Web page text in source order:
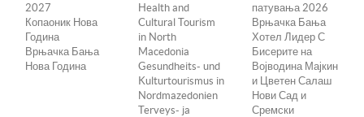
2027
Копаоник Нова
Година
Врњачка Бања
Нова Година
Health and
Cultural Tourism
in North
Macedonia
Gesundheits- und
Kulturtourismus in
Nordmazedonien
Terveys- ja
патувања 2026
Врњачка Бања
Хотел Лидер С
Бисерите на
Војводина Мајкин
и Цветен Салаш
Нови Сад и
Сремски